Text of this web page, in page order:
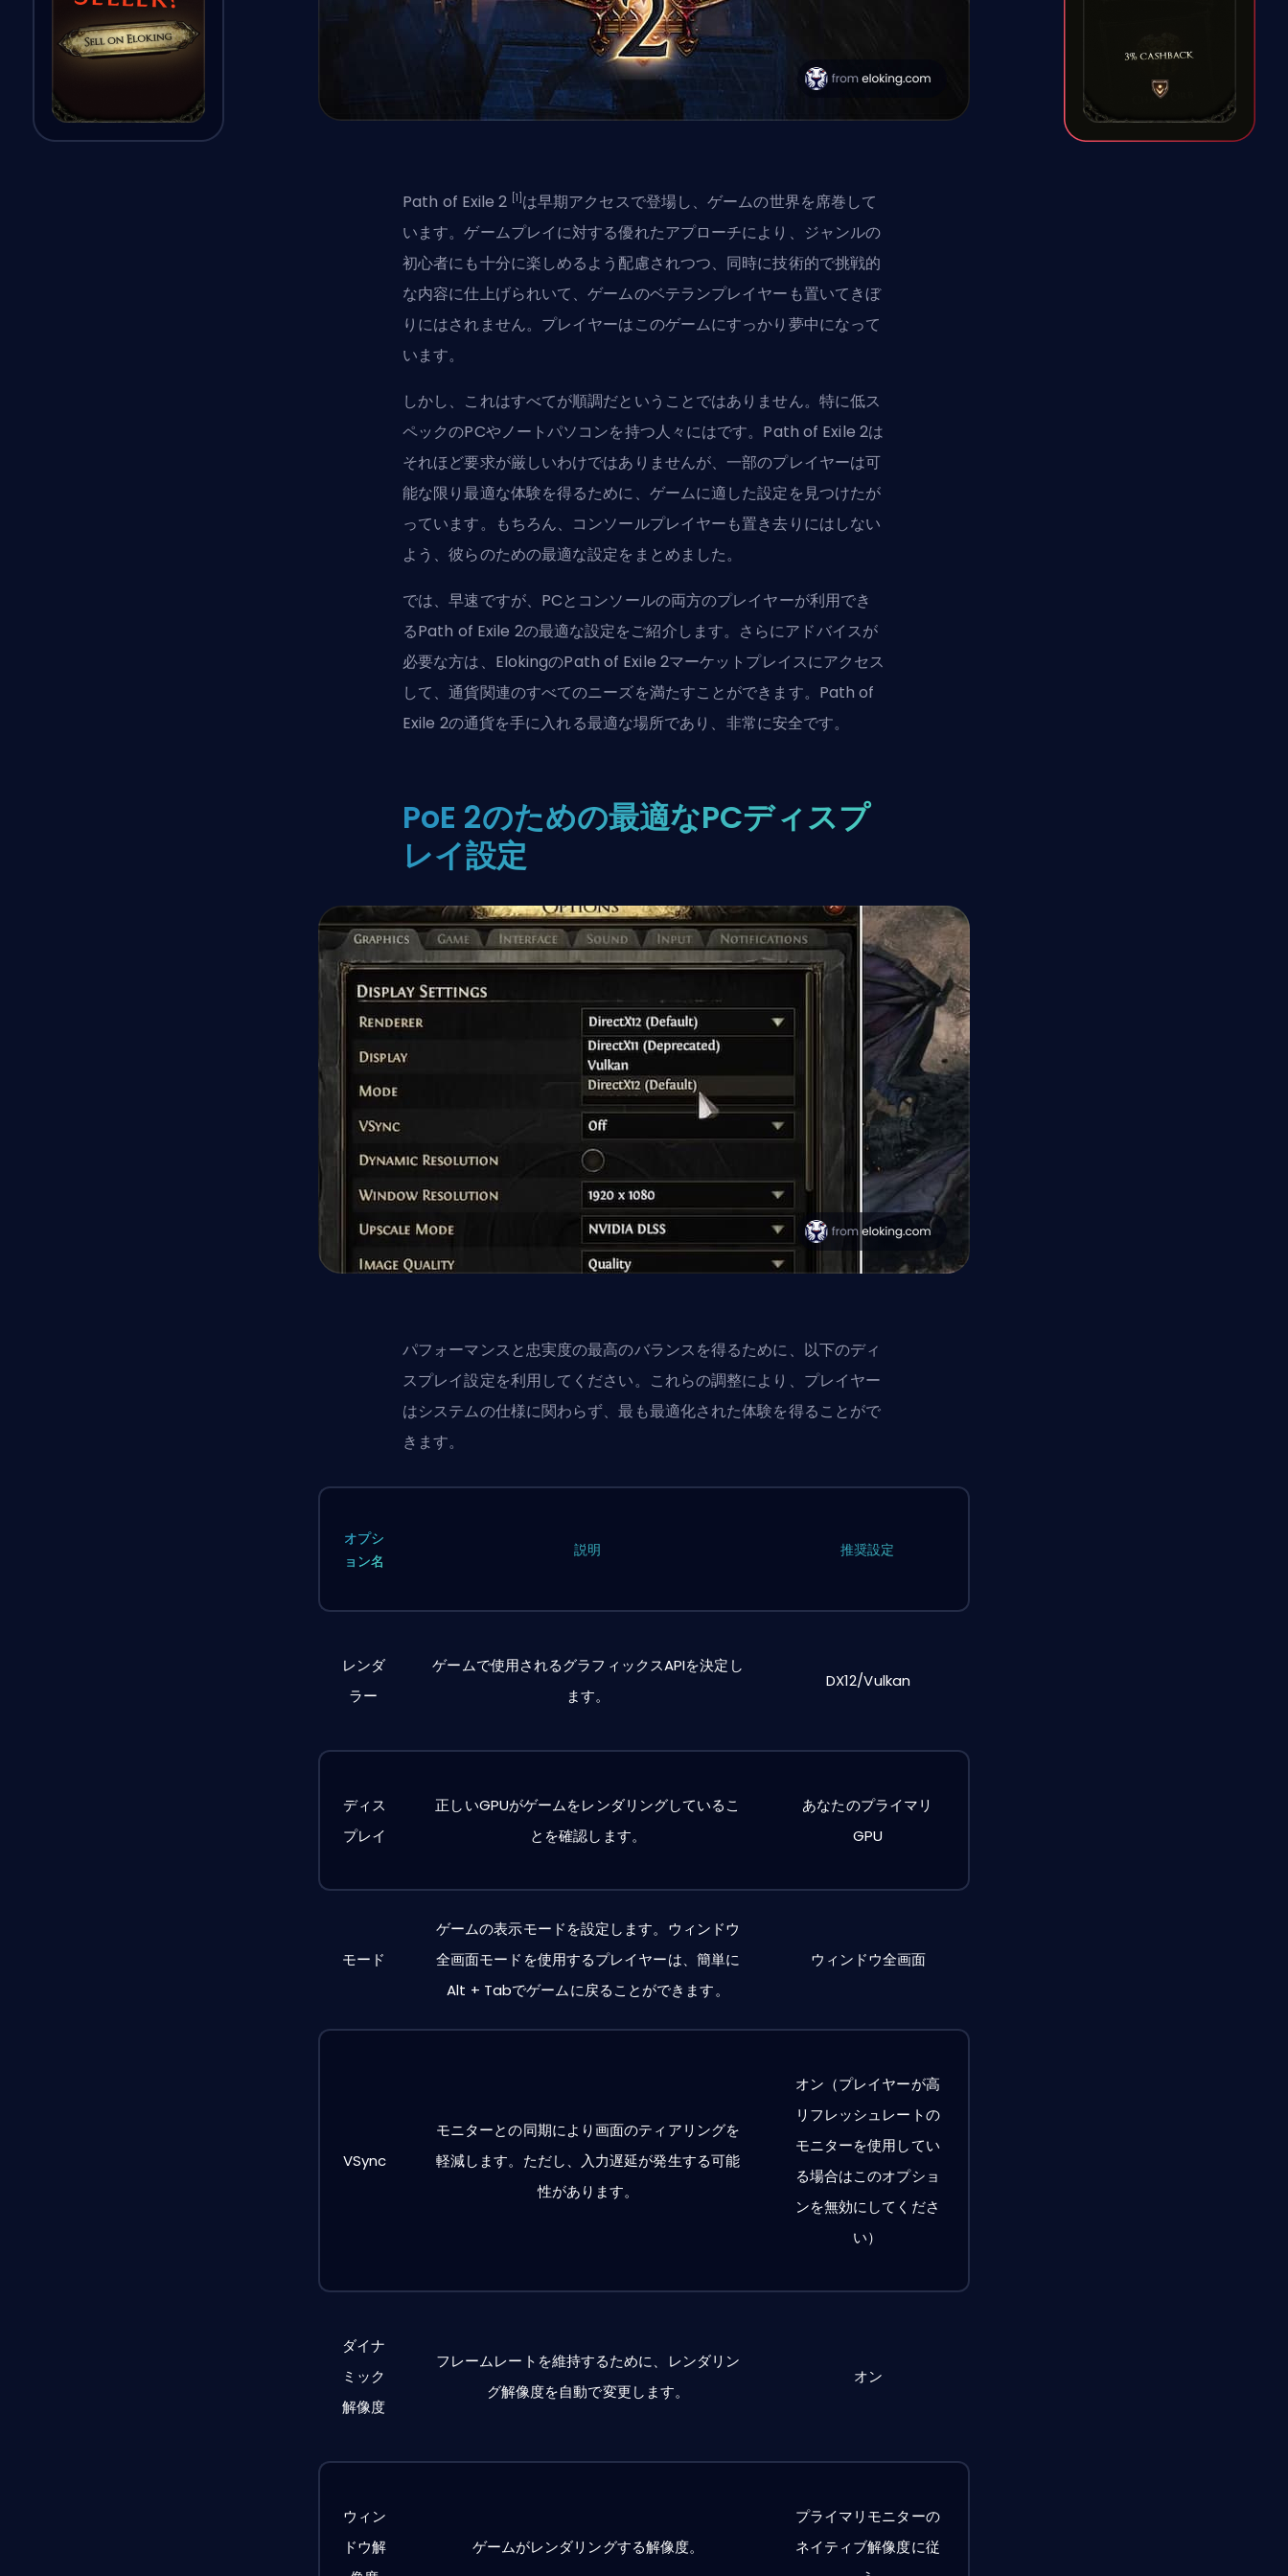
Path of Exile 2 [1] は早期アクセスで登場し、ゲームの世界を席巻して
います。ゲームプレイに対する優れたアプローチにより、 ジャンルの
初心者にも十分に楽しめるよう配慮されつつ、同時に技術的で挑戦的
な内容に仕上げられいて、ゲームのベテランプレイヤーも置いてきぼ
りにはされません。プレイヤーはこのゲームにすっかり夢中になって
います。
しかし、これはすべてが順調だということではありません。特に低ス
ペックのPCやノートパソコンを持つ人々にはです。Path of Exile 2は
それほど要求が厳しいわけではありませんが、一部のプレイヤーは可
能な限り最適な体験を得るために、ゲームに適した設定を見つけたが
っています。もちろん、コンソールプレイヤーも置き去りにはしない
よう、彼らのための最適な設定をまとめました。
では、早速ですが、PCとコンソールの両方のプレイヤーが利用でき
るPath of Exile 2の最適な設定をご紹介します。さらにアドバイスが
必要な方は、 ElokingのPath of Exile 2マーケットプレイスにアクセス
して、通貨関連のすべてのニーズを満たすことができます。Path of
Exile 2の通貨を手に入れる最適な場所であり、非常に安全です。
PoE 2のための最適なPCディスプ
レイ設定
パフォーマンスと忠実度の最高のバランスを得るために、以下のディ
スプレイ設定を利用してください。これらの調整により、プレイヤー
はシステムの仕様に関わらず、最も最適化された体験を得ることがで
きます。
オプシ
ョン名
説明 推奨設定
レンダ
ラー
ゲームで使用されるグラフィックスAPIを決定し
ます。
DX12/Vulkan
ディス
プレイ
正しいGPUがゲームをレンダリングしているこ
とを確認します。
あなたのプライマリ
GPU
モード
ゲームの表示モードを設定します。ウィンドウ
全画面モードを使用するプレイヤーは、簡単に
Alt + Tabでゲームに戻ることができます。
ウィンドウ全画面
VSync
モニターとの同期により画面のティアリングを
軽減します。ただし、入力遅延が発生する可能
性があります。
オン（プレイヤーが高
リフレッシュレートの
モニターを使用してい
る場合はこのオプショ
ンを無効にしてくださ
い）
ダイナ
ミック
解像度
フレームレートを維持するために、レンダリン
グ解像度を自動で変更します。
オン
ウィン
ドウ解
ゲームがレンダリングする解像度。
プライマリモニターの
ネイティブ解像度に従